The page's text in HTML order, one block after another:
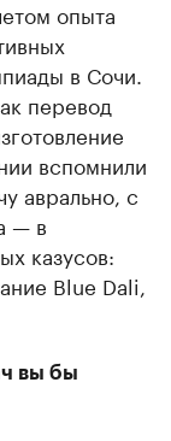
опыта
в Сочи.
перевод
вспомнили
аврально, с
— в
казусов:
Blue Dali,
вы бы